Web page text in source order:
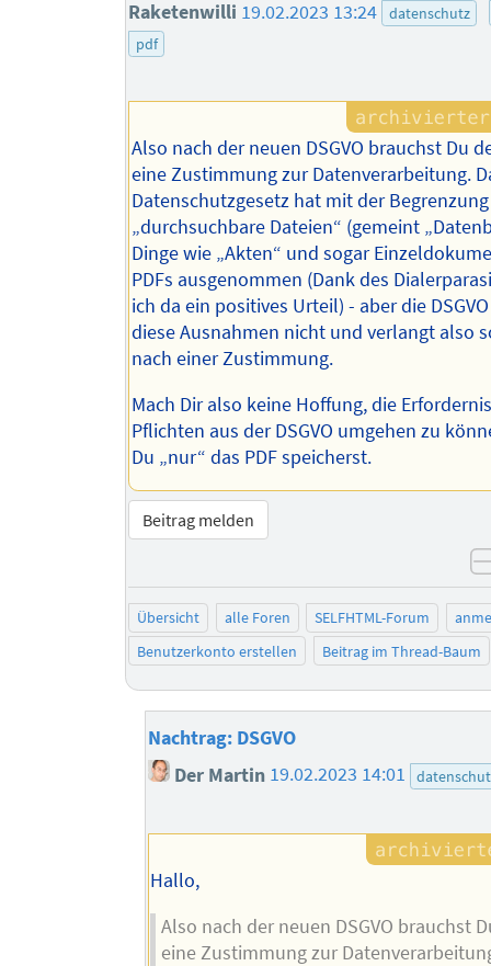
Raketenwilli 19.02.2023 13:24
datenschutz
pdf
Also nach der neuen DSGVO brauchst Du
eine Zustimmung zur Datenverarbeitung.
Datenschutzgesetz hat mit der
„durchsuchbare Dateien“ (gemeint
Dinge wie „Akten“ und sogar
PDFs ausgenommen (Dank des
ich da ein positives Urteil) - aber die
diese Ausnahmen nicht und verlangt also
nach einer Zustimmung.
Mach Dir also keine Hoffung, die
Pflichten aus der DSGVO umgehen zu
Du „nur“ das PDF speicherst.
Beitrag melden
Übersicht alle Foren SELFHTML-Forum
Benutzerkonto erstellen
Beitrag im Thread-Baum
Nachtrag: DSGVO
Der Martin 19.02.2023 14:01
Hallo,
Also nach der neuen DSGVO brauchst
eine Zustimmung zur